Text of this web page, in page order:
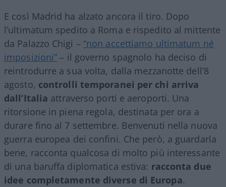
E così Madrid ha alzato ancora il tiro. Dopo
l’ultimatum spedito a Roma e rispedito al mittente
da Palazzo Chigi – “non accettiamo ultimatum né
imposizioni” – il governo spagnolo ha deciso di
reintrodurre a sua volta, dalla mezzanotte dell’8
agosto, controlli temporanei per chi arriva
dall’Italia attraverso porti e aeroporti. Una
ritorsione in piena regola, destinata per ora a
durare fino al 7 settembre. Benvenuti nella nuova
guerra europea dei confini. Che però, a guardarla
bene, racconta qualcosa di molto più interessante
di una baruffa diplomatica estiva: racconta due
idee completamente diverse di Europa.